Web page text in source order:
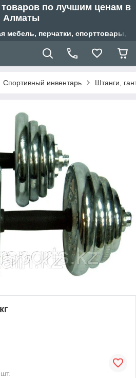
по лучшим ценам в
Алматы
мебель, перчатки,
Спортивный инвентарь Штанги,